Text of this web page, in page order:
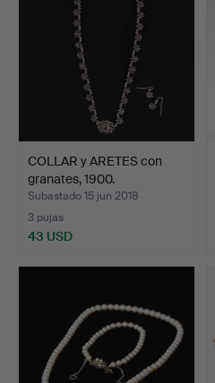
COLLAR y ARETES con
granates, 1900.
Subastado 15 jun 2018
3 pujas
43 USD